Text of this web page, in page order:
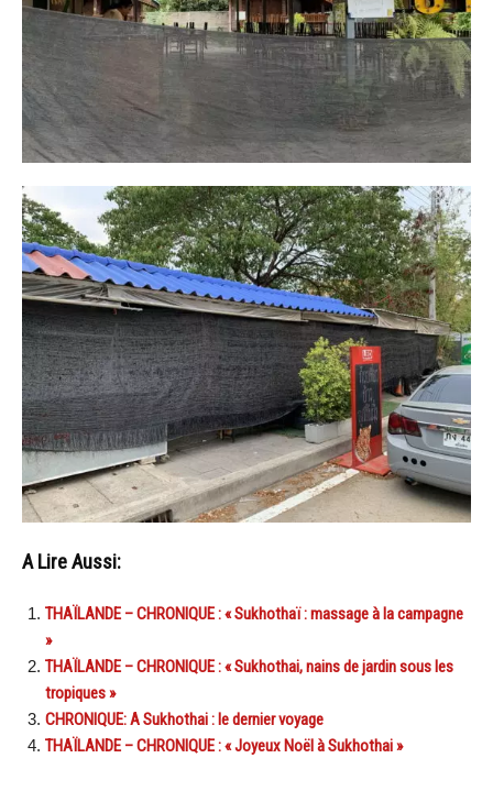
A Lire Aussi:
THAÏLANDE – CHRONIQUE : « Sukhothaï : massage à la campagne
»
THAÏLANDE – CHRONIQUE : « Sukhothai, nains de jardin sous les
tropiques »
CHRONIQUE: A Sukhothai : le dernier voyage
THAÏLANDE – CHRONIQUE : « Joyeux Noël à Sukhothai »